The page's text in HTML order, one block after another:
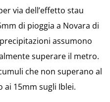
via dell’effetto stau
di pioggia a Novara di
assumono
superare il metro.
che non superano al
15mm sugli Iblei.